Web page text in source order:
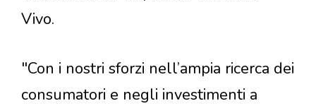
Vivo.
"Con i nostri sforzi nell’ampia ricerca dei
consumatori e negli investimenti a